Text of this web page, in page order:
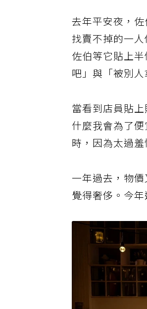
去年平安夜，
找賣不掉的一
佐伯等它貼上
吧」與「被別
當看到店員貼
什麼我會為了
時，因為太過
一年過去，物
覺得奢侈。今年